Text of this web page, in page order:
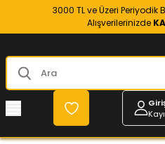
3000 TL ve Üzeri Periyodik
Alışverilerinizde